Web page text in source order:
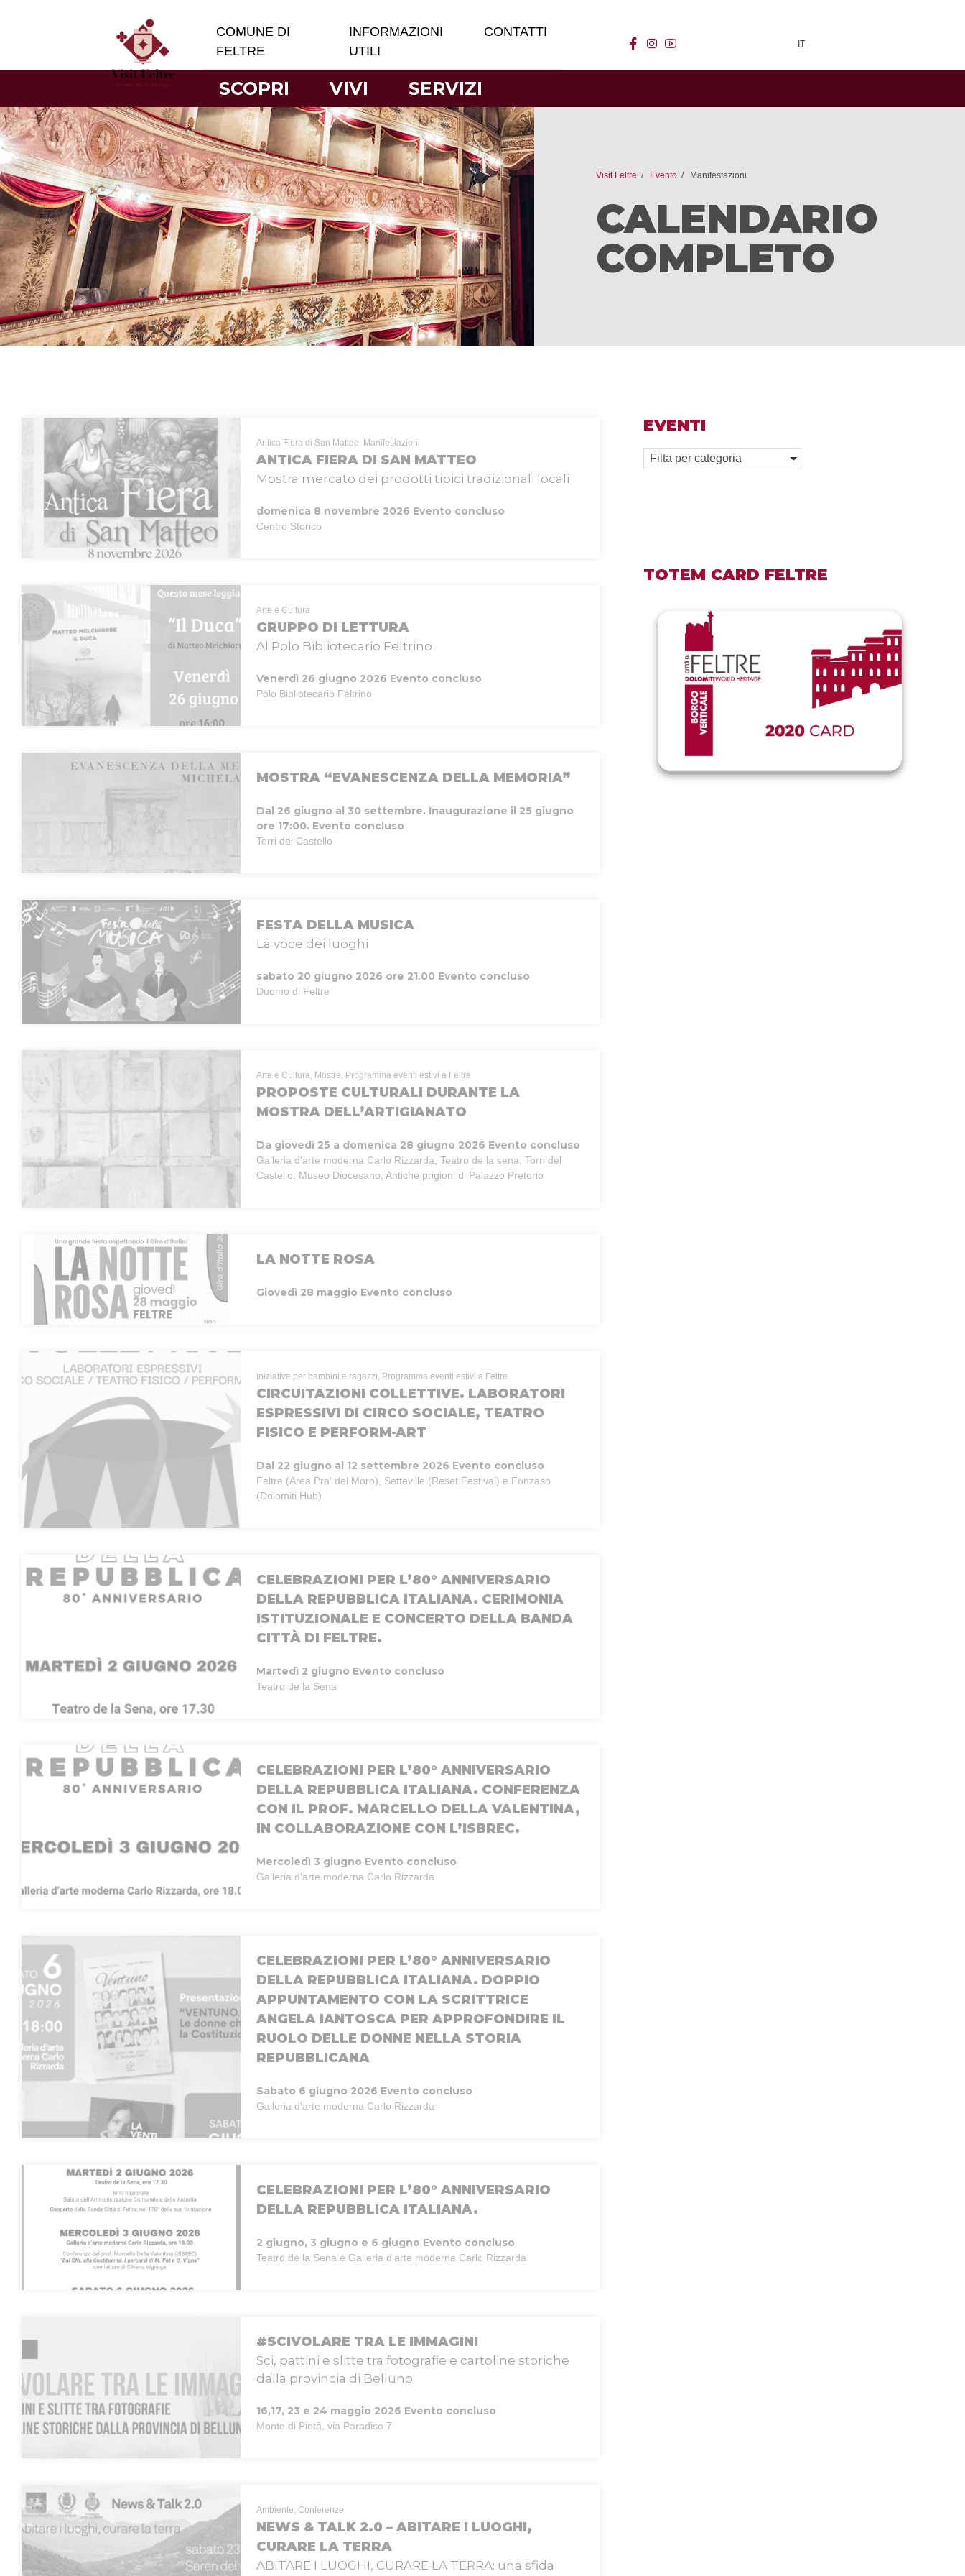
COMUNE DI
FELTRE
INFORMAZIONI
UTILI
CONTATTI
facebook
instagram IT
SCOPRI VIVI SERVIZI
Visit Feltre Evento Manifestazioni
CALENDARIO
COMPLETO
Antica Fiera di San Matteo, Manifestazioni
ANTICA FIERA DI SAN MATTEO
Mostra mercato dei prodotti tipici tradizionali locali
domenica 8 novembre 2026 Evento concluso
Centro Storico
Arte e Cultura
GRUPPO DI LETTURA
Al Polo Bibliotecario Feltrino
Venerdì 26 giugno 2026 Evento concluso
Polo Bibliotecario Feltrino
MOSTRA “EVANESCENZA DELLA MEMORIA”
Dal 26 giugno al 30 settembre. Inaugurazione il 25 giugno
ore 17:00. Evento concluso
Torri del Castello
FESTA DELLA MUSICA
La voce dei luoghi
sabato 20 giugno 2026 ore 21.00 Evento concluso
Duomo di Feltre
Arte e Cultura, Mostre, Programma eventi estivi a Feltre
PROPOSTE CULTURALI DURANTE LA
MOSTRA DELL’ARTIGIANATO
Da giovedì 25 a domenica 28 giugno 2026 Evento concluso
Galleria d'arte moderna Carlo Rizzarda, Teatro de la sena, Torri del
Castello, Museo Diocesano, Antiche prigioni di Palazzo Pretorio
LA NOTTE ROSA
Giovedì 28 maggio Evento concluso
Iniziative per bambini e ragazzi, Programma eventi estivi a Feltre
CIRCUITAZIONI COLLETTIVE. LABORATORI
ESPRESSIVI DI CIRCO SOCIALE, TEATRO
FISICO E PERFORM-ART
Dal 22 giugno al 12 settembre 2026 Evento concluso
Feltre (Area Pra' del Moro), Setteville (Reset Festival) e Fonzaso
(Dolomiti Hub)
CELEBRAZIONI PER L’80° ANNIVERSARIO
DELLA REPUBBLICA ITALIANA. CERIMONIA
ISTITUZIONALE E CONCERTO DELLA BANDA
CITTÀ DI FELTRE.
Martedì 2 giugno Evento concluso
Teatro de la Sena
CELEBRAZIONI PER L’80° ANNIVERSARIO
DELLA REPUBBLICA ITALIANA. CONFERENZA
CON IL PROF. MARCELLO DELLA VALENTINA,
IN COLLABORAZIONE CON L’ISBREC.
Mercoledì 3 giugno Evento concluso
Galleria d'arte moderna Carlo Rizzarda
CELEBRAZIONI PER L’80° ANNIVERSARIO
DELLA REPUBBLICA ITALIANA. DOPPIO
APPUNTAMENTO CON LA SCRITTRICE
ANGELA IANTOSCA PER APPROFONDIRE IL
RUOLO DELLE DONNE NELLA STORIA
REPUBBLICANA
Sabato 6 giugno 2026 Evento concluso
Galleria d'arte moderna Carlo Rizzarda
CELEBRAZIONI PER L’80° ANNIVERSARIO
DELLA REPUBBLICA ITALIANA.
2 giugno, 3 giugno e 6 giugno Evento concluso
Teatro de la Sena e Galleria d'arte moderna Carlo Rizzarda
#SCIVOLARE TRA LE IMMAGINI
Sci, pattini e slitte tra fotografie e cartoline storiche
dalla provincia di Belluno
16,17, 23 e 24 maggio 2026 Evento concluso
Monte di Pietà, via Paradiso 7
Ambiente, Conferenze
NEWS & TALK 2.0 – ABITARE I LUOGHI,
CURARE LA TERRA
ABITARE I LUOGHI, CURARE LA TERRA: una sfida
EVENTI
Filta per categoria
TOTEM CARD FELTRE